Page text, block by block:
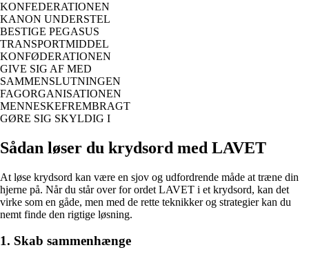
KONFEDERATIONEN
KANON UNDERSTEL
BESTIGE PEGASUS
TRANSPORTMIDDEL
KONFØDERATIONEN
GIVE SIG AF MED
SAMMENSLUTNINGEN
FAGORGANISATIONEN
MENNESKEFREMBRAGT
GØRE SIG SKYLDIG I
Sådan løser du krydsord med LAVET
At løse krydsord kan være en sjov og udfordrende måde at træne din
hjerne på. Når du står over for ordet LAVET i et krydsord, kan det
virke som en gåde, men med de rette teknikker og strategier kan du
nemt finde den rigtige løsning.
1. Skab sammenhænge